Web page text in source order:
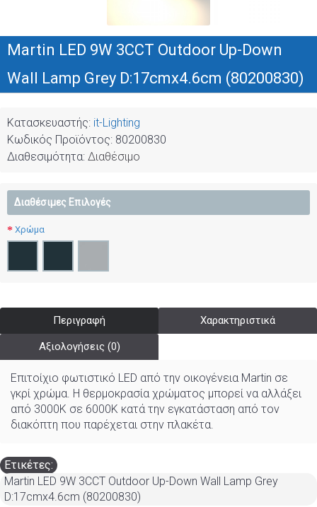
Martin LED 9W 3CCT Outdoor Up-Down
Wall Lamp Grey D:17cmx4.6cm (80200830)
Κατασκευαστής: it-Lighting
Κωδικός Προϊόντος: 80200830
Διαθεσιμότητα: Διαθέσιμο
Διαθέσιμες Επιλογές
Χρώμα
Περιγραφή Χαρακτηριστικά
Αξιολογήσεις (0)
Επιτοίχιο φωτιστικό LED από την οικογένεια Martin σε
γκρί χρώμα. Η θερμοκρασία χρώματος μπορεί να αλλάξει
από 3000K σε 6000K κατά την εγκατάσταση από τον
διακόπτη που παρέχεται στην πλακέτα.
Ετικέτες:
Martin LED 9W 3CCT Outdoor Up-Down Wall Lamp Grey
D:17cmx4.6cm (80200830)